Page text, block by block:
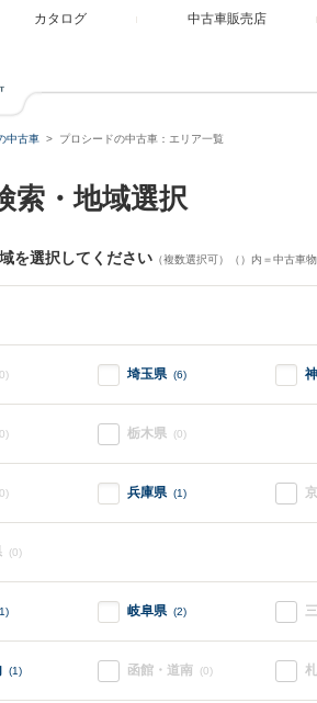
カタログ 中古車販売店
中古車 プロシードの中古車：エリア一覧
索・地域選択
を選択してください （複数選択可）（）内＝中古車
埼玉県 (6)
栃木県 (0)
兵庫県 (1)
(0)
岐阜県 (2)
(1) 函館・道南 (0)